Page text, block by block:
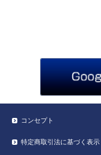
コンセプト
特定商取引法に基づく表示